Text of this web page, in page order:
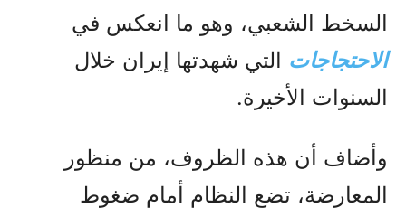
السخط الشعبي، وهو ما انعكس في
الاحتجاجات التي شهدتها إيران خلال
السنوات الأخيرة.
وأضاف أن هذه الظروف، من منظور
المعارضة، تضع النظام أمام ضغوط